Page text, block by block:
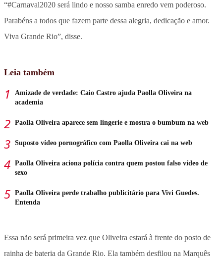
“#Carnaval2020 será lindo e nosso samba enredo vem poderoso.
Parabéns a todos que fazem parte dessa alegria, dedicação e amor.
Viva Grande Rio”, disse.
Leia também
Amizade de verdade: Caio Castro ajuda Paolla Oliveira na
academia
Paolla Oliveira aparece sem lingerie e mostra o bumbum na web
Suposto vídeo pornográfico com Paolla Oliveira cai na web
Paolla Oliveira aciona polícia contra quem postou falso vídeo de
sexo
Paolla Oliveira perde trabalho publicitário para Vivi Guedes.
Entenda
Essa não será primeira vez que Oliveira estará à frente do posto de
rainha de bateria da Grande Rio. Ela também desfilou na Marquês